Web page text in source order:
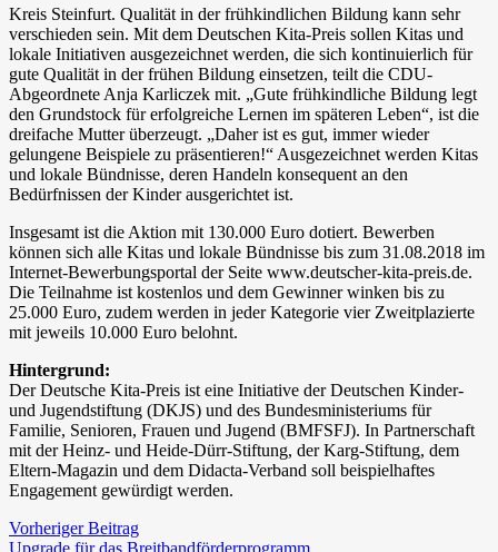
Kreis Steinfurt. Qualität in der frühkindlichen Bildung kann sehr
verschieden sein. Mit dem Deutschen Kita-Preis sollen Kitas und
lokale Initiativen ausgezeichnet werden, die sich kontinuierlich für
gute Qualität in der frühen Bildung einsetzen, teilt die CDU-
Abgeordnete Anja Karliczek mit. „Gute frühkindliche Bildung legt
den Grundstock für erfolgreiche Lernen im späteren Leben“, ist die
dreifache Mutter überzeugt. „Daher ist es gut, immer wieder
gelungene Beispiele zu präsentieren!“ Ausgezeichnet werden Kitas
und lokale Bündnisse, deren Handeln konsequent an den
Bedürfnissen der Kinder ausgerichtet ist.
Insgesamt ist die Aktion mit 130.000 Euro dotiert. Bewerben
können sich alle Kitas und lokale Bündnisse bis zum 31.08.2018 im
Internet-Bewerbungsportal der Seite www.deutscher-kita-preis.de.
Die Teilnahme ist kostenlos und dem Gewinner winken bis zu
25.000 Euro, zudem werden in jeder Kategorie vier Zweitplazierte
mit jeweils 10.000 Euro belohnt.
Hintergrund:
Der Deutsche Kita-Preis ist eine Initiative der Deutschen Kinder-
und Jugendstiftung (DKJS) und des Bundesministeriums für
Familie, Senioren, Frauen und Jugend (BMFSFJ). In Partnerschaft
mit der Heinz- und Heide-Dürr-Stiftung, der Karg-Stiftung, dem
Eltern-Magazin und dem Didacta-Verband soll beispielhaftes
Engagement gewürdigt werden.
Vorheriger Beitrag
Upgrade für das Breitbandförderprogramm